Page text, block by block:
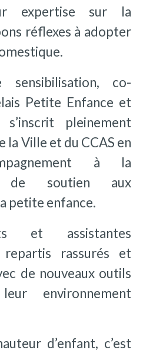
expertise sur la
réflexes à adopter
co-
Petite Enfance et
s’inscrit pleinement
la Ville et du CCAS en
à la
de soutien aux
petite enfance.
et assistantes
rassurés et
de nouveaux outils
environnement
d’enfant, c’est